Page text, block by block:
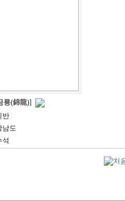
룡(錦龍)]
반
도